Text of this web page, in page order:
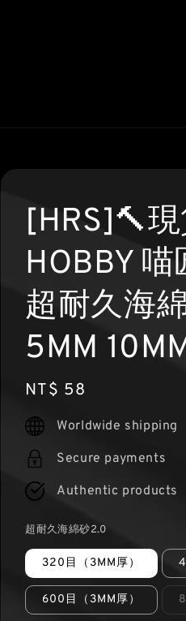
[HRS]🔨
HOBBY
超耐久海
5MM
Regular
price
NT$ 58
Worldwide shipping
Secure payments
Authentic products
超耐久海綿砂2.0
320目（3MM厚）
600目（3MM厚）